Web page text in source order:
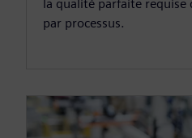
la qualité parfaite requise
par processus.